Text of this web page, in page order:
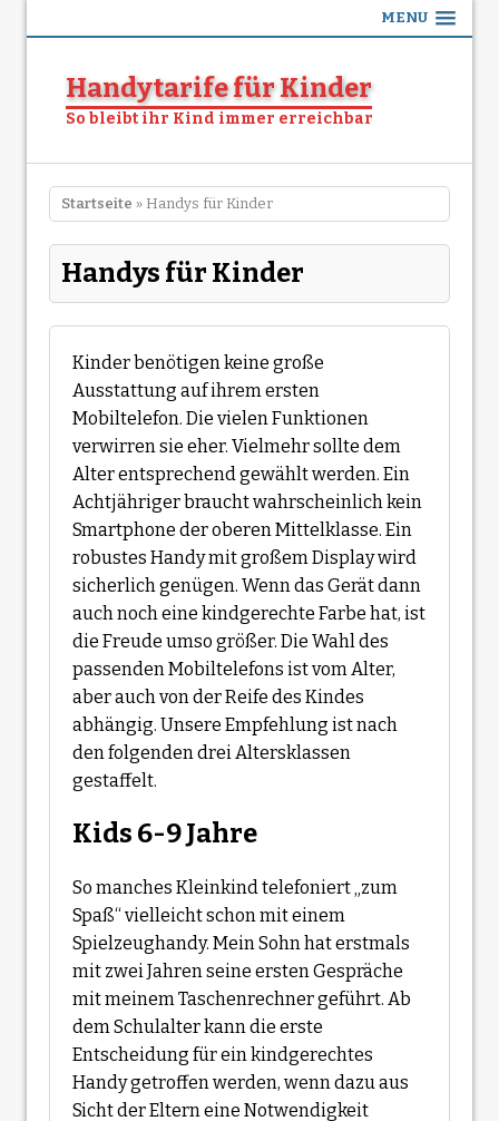
MENU
Handytarife für Kinder
So bleibt ihr Kind immer erreichbar
Startseite » Handys für Kinder
Handys für Kinder
Kinder benötigen keine große
Ausstattung auf ihrem ersten
Mobiltelefon. Die vielen Funktionen
verwirren sie eher. Vielmehr sollte dem
Alter entsprechend gewählt werden. Ein
Achtjähriger braucht wahrscheinlich kein
Smartphone der oberen Mittelklasse. Ein
robustes Handy mit großem Display wird
sicherlich genügen. Wenn das Gerät dann
auch noch eine kindgerechte Farbe hat, ist
die Freude umso größer. Die Wahl des
passenden Mobiltelefons ist vom Alter,
aber auch von der Reife des Kindes
abhängig. Unsere Empfehlung ist nach
den folgenden drei Altersklassen
gestaffelt.
Kids 6-9 Jahre
So manches Kleinkind telefoniert „zum
Spaß“ vielleicht schon mit einem
Spielzeughandy. Mein Sohn hat erstmals
mit zwei Jahren seine ersten Gespräche
mit meinem Taschenrechner geführt. Ab
dem Schulalter kann die erste
Entscheidung für ein kindgerechtes
Handy getroffen werden, wenn dazu aus
Sicht der Eltern eine Notwendigkeit